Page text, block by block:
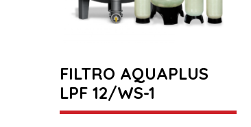
FILTRO AQUAPLUS
LPF 12/WS-1